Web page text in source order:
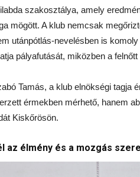
szakosztálya, amely
mögött. A klub nemcsak
utánpótlás-nevelésben is
pályafutását, miközben a
Tamás, a klub elnökségi tagja
érmekben mérhető, hanem
Kiskőrösön.
az élmény és a mozgás